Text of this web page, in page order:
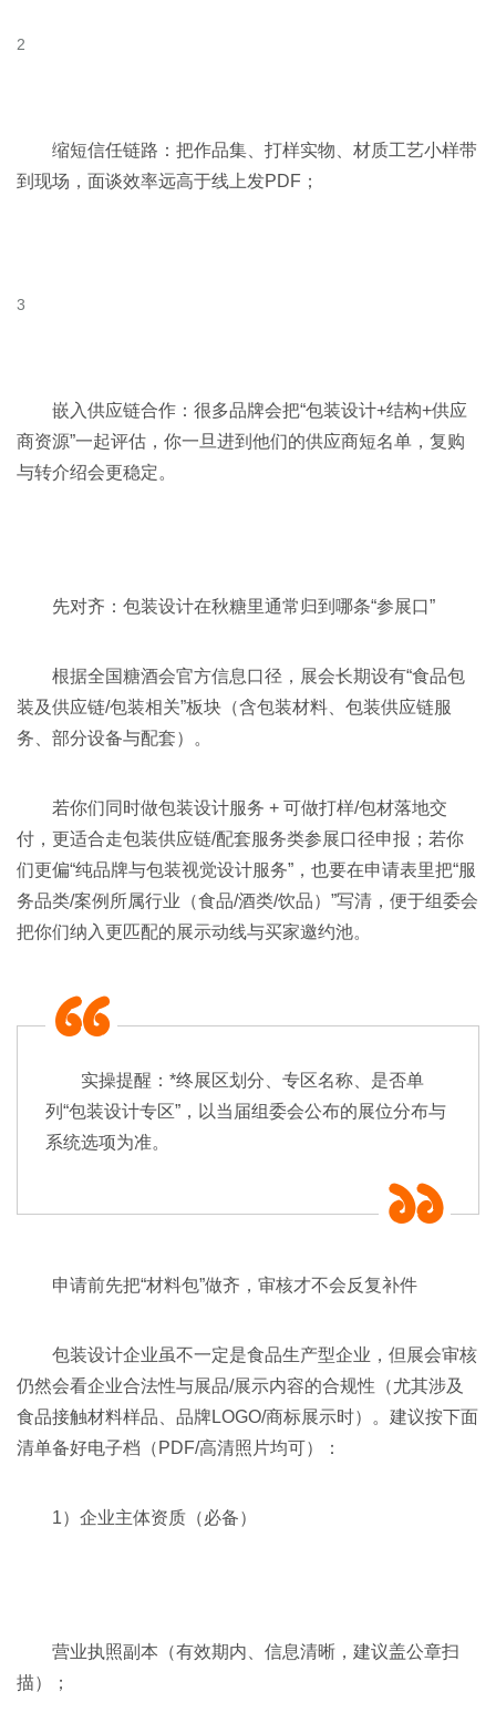
缩短信任链路：把作品集、打样实物、材质工艺小样带
到现场，面谈效率远高于线上发PDF；
嵌入供应链合作：很多品牌会把“包装设计+结构+供应
商资源”一起评估，你一旦进到他们的供应商短名单，复购
与转介绍会更稳定。
先对齐：包装设计在秋糖里通常归到哪条“参展口”
根据全国糖酒会官方信息口径，展会长期设有“食品包
装及供应链/包装相关”板块（含包装材料、包装供应链服
务、部分设备与配套）。
若你们同时做包装设计服务 + 可做打样/包材落地交
付，更适合走包装供应链/配套服务类参展口径申报；若你
们更偏“纯品牌与包装视觉设计服务”，也要在申请表里把“服
务品类/案例所属行业（食品/酒类/饮品）”写清，便于组委会
把你们纳入更匹配的展示动线与买家邀约池。
实操提醒：*终展区划分、专区名称、是否单
列“包装设计专区”，以当届组委会公布的展位分布与
系统选项为准。
申请前先把“材料包”做齐，审核才不会反复补件
包装设计企业虽不一定是食品生产型企业，但展会审核
仍然会看企业合法性与展品/展示内容的合规性（尤其涉及
食品接触材料样品、品牌LOGO/商标展示时）。建议按下面
清单备好电子档（PDF/高清照片均可）：
1）企业主体资质（必备）
营业执照副本（有效期内、信息清晰，建议盖公章扫
描）；